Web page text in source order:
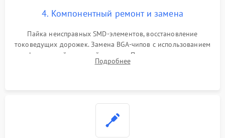
4. Компонентный ремонт и замена
Пайка неисправных SMD-элементов, восстановление
токоведущих дорожек. Замена BGA-чипов с использованием
инфракрасной паяльной станции. Прошивка микросхемы
BIOS или замена поврежденных портов USB
Подробнее